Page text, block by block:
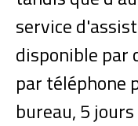
service
disponible par
par téléphone
bureau, 5